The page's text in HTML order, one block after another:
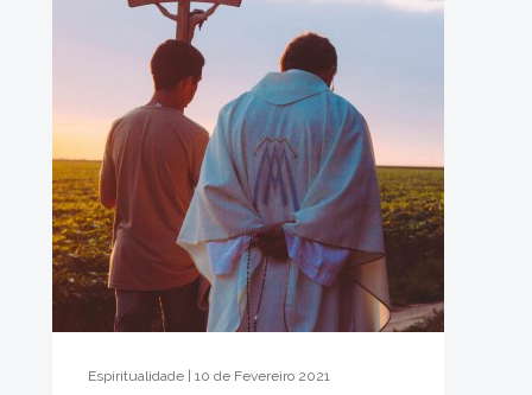
Espiritualidade | 10 de Fevereiro 2021